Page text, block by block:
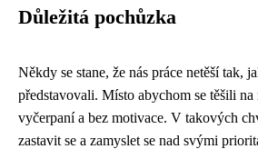
Důležitá pochůzka
Někdy se stane, že nás práce netěší tak,
představovali. Místo abychom se těšili
vyčerpaní a bez motivace. V takových
zastavit se a zamyslet se nad svými